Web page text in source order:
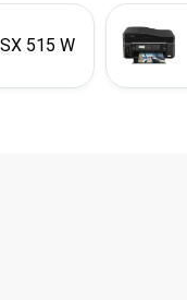
515 W